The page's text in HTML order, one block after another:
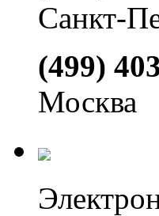
Санкт-
(499)
Москва